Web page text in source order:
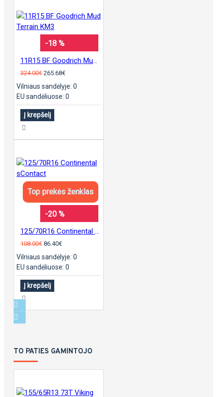
-18 %
324.00€ 265.68€
Vilniaus sandėlyje: 0
EU sandėliuose: 0
Į krepšelį
Top prekės ženklas
-20 %
108.00€ 86.40€
Vilniaus sandėlyje: 0
EU sandėliuose: 0
Į krepšelį
TO PATIES GAMINTOJO